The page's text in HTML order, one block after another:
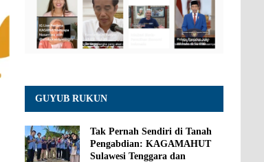
GUYUB RUKUN
Tak Pernah Sendiri di Tanah
Pengabdian: KAGAMAHUT
Sulawesi Tenggara dan